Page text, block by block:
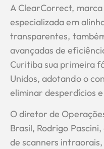
A ClearCorrect,
especializada em
transparentes,
avançadas de
Curitiba sua primeira
Unidos, adotando o
eliminar desperdícios
O diretor de
Brasil, Rodrigo
de scanners